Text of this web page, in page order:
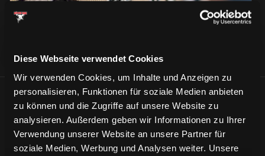
Diese Webseite verwendet Cookies
Wir verwenden Cookies, um Inhalte und Anzeigen zu
personalisieren, Funktionen für soziale Medien anbieten
zu können und die Zugriffe auf unsere Website zu
analysieren. Außerdem geben wir Informationen zu Ihrer
Verwendung unserer Website an unsere Partner für
soziale Medien, Werbung und Analysen weiter. Unsere
ÄHNLICHE NEWS